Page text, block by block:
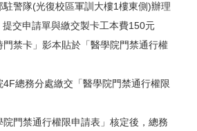
警隊(光復校區軍訓大樓1樓東側)辦理
提交申請單與繳交製卡工本費150元
禁卡」影本貼於「醫學院門禁通行權
總務分處繳交「醫學院門禁通行權限
門禁通行權限申請表」核定後，總務